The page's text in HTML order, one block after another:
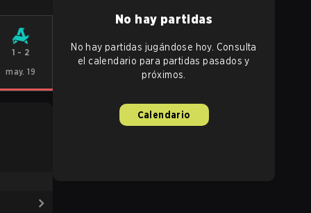
1 - 2
may. 19
No hay partidas
No hay partidas jugándose hoy. Consulta
el calendario para partidas pasados y
próximos.
Calendario